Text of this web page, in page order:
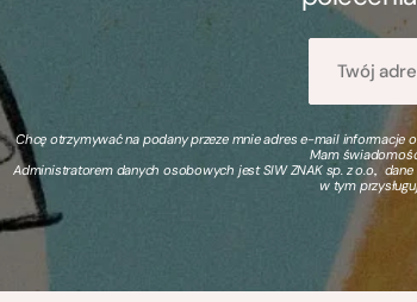
Chcę otrzymywać na podany przeze mnie adres e-mail informacje
Mam
Administratorem danych osobowych jest SIW ZNAK sp. z o.o.,
w tym